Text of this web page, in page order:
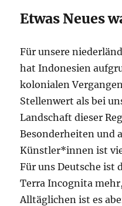
Etwas Neues
Für unsere
hat Indonesien
kolonialen
Stellenwert als bei
Landschaft dieser
Besonderheiten und
Künstler*innen ist
Für uns Deutsche ist
Terra Incognita
Alltäglichen ist es